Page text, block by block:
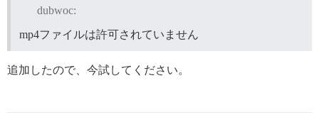
dubwoc:
mp4ファイルは許可されていません
追加したので、今試してください。